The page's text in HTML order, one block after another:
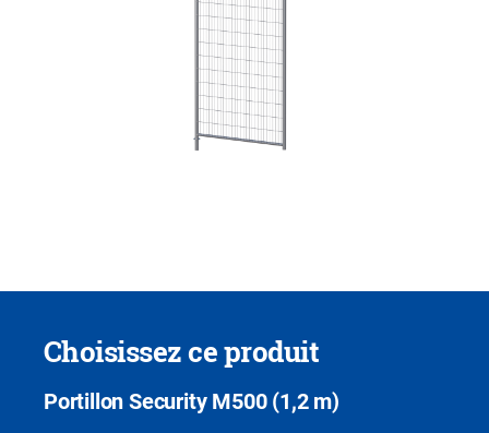
Choisissez ce produit
Portillon Security M500 (1,2 m)